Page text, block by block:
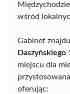
wśród
Gabinet
Daszyńskiego
miejscu dla
oferując: